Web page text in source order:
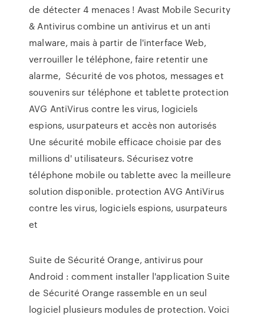
de détecter 4 menaces ! Avast Mobile Security
& Antivirus combine un antivirus et un anti
malware, mais à partir de l'interface Web,
verrouiller le téléphone, faire retentir une
alarme, Sécurité de vos photos, messages et
souvenirs sur téléphone et tablette protection
AVG AntiVirus contre les virus, logiciels
espions, usurpateurs et accès non autorisés
Une sécurité mobile efficace choisie par des
millions d' utilisateurs. Sécurisez votre
téléphone mobile ou tablette avec la meilleure
solution disponible. protection AVG AntiVirus
contre les virus, logiciels espions, usurpateurs
et
Suite de Sécurité Orange, antivirus pour
Android : comment installer l'application Suite
de Sécurité Orange rassemble en un seul
logiciel plusieurs modules de protection. Voici